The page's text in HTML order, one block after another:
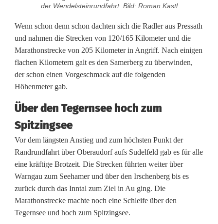
n
d
e
l
s
t
e
i
r
der Wendelsteinrundfahrt. Bild: Roman Kastl
Wenn schon denn schon dachten sich die Radler aus Pressath
und nahmen die Strecken von 120/165 Kilometer und die
Marathonstrecke von 205 Kilometer in Angriff. Nach einigen
flachen Kilometern galt es den Samerberg zu überwinden,
der schon einen Vorgeschmack auf die folgenden
Höhenmeter gab.
Über den Tegernsee hoch zum
Spitzingsee
Vor dem längsten Anstieg und zum höchsten Punkt der
Randrundfahrt über Oberaudorf aufs Sudelfeld gab es für alle
eine kräftige Brotzeit. Die Strecken führten weiter über
Warngau zum Seehamer und über den Irschenberg bis es
zurück durch das Inntal zum Ziel in Au ging. Die
Marathonstrecke machte noch eine Schleife über den
Tegernsee und hoch zum Spitzingsee.